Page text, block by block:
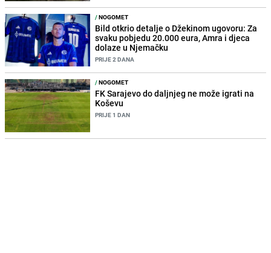
/NOGOMET
Bild otkrio detalje o Džekinom ugovoru: Za
svaku pobjedu 20.000 eura, Amra i djeca
dolaze u Njemačku
PRIJE 2 DANA
/NOGOMET
FK Sarajevo do daljnjeg ne može igrati na
Koševu
PRIJE 1 DAN